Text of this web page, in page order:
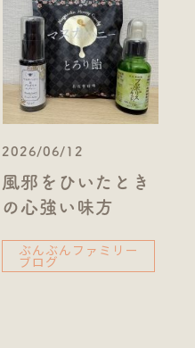
2026/06/12
風邪をひいたとき
の心強い味方
ぶんぶんファミリー
ブログ